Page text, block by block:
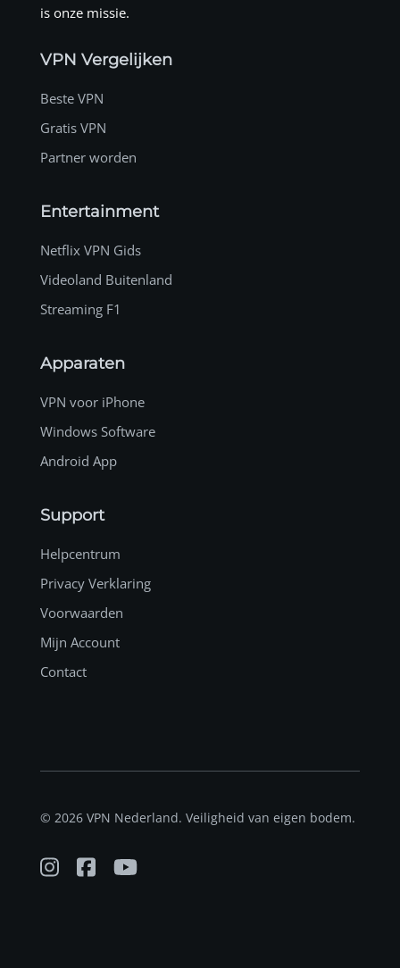
is onze missie.
VPN Vergelijken
Beste VPN
Gratis VPN
Partner worden
Entertainment
Netflix VPN Gids
Videoland Buitenland
Streaming F1
Apparaten
VPN voor iPhone
Windows Software
Android App
Support
Helpcentrum
Privacy Verklaring
Voorwaarden
Mijn Account
Contact
© 2026 VPN Nederland. Veiligheid van eigen bodem.